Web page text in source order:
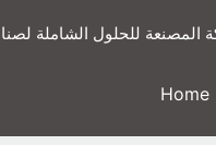
المصنعة للحلول الشاملة
Home